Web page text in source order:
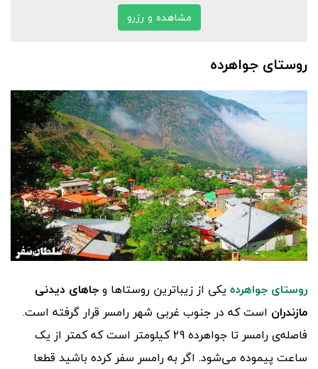
مشاهده و رزرو
روستای جواهرده
روستای جواهرده یکی از زیباترین روستاها وجاهای دیدنی
مازندران است که در جنوب غربی شهر رامسر قرار گرفته است.
فاصله‌ی رامسر تا جواهرده 29 کیلومتر است که کمتر از یک
ساعت پیموده می‌شود. اگر به رامسر سفر کرده باشید قطعا